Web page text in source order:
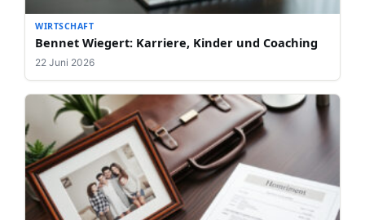
WIRTSCHAFT
Bennet Wiegert: Karriere, Kinder und Coaching
22 Juni 2026